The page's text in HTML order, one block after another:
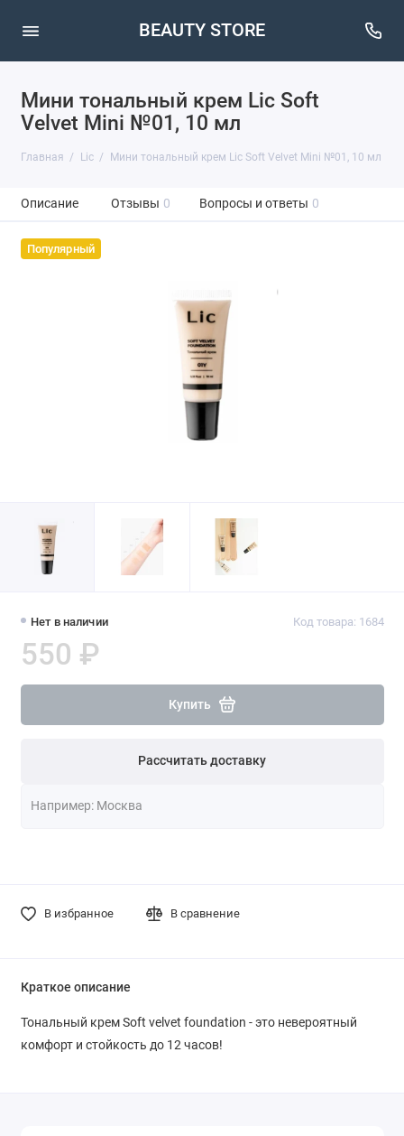
BEAUTY STORE
Мини тональный крем Lic Soft
Velvet Mini №01, 10 мл
Главная Lic Мини тональный крем Lic Soft Velvet Mini №01, 10 мл
Описание Отзывы 0 Вопросы и ответы 0
Популярный
Нет в наличии Код товара: 1684
550 ₽
Купить
Рассчитать доставку
В избранное В сравнение
Краткое описание
Тональный крем Soft velvet foundation - это невероятный
комфорт и стойкость до 12 часов!